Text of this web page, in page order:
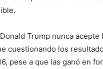
Trump nunca acepte
cuestionando los
pese a que las ganó en